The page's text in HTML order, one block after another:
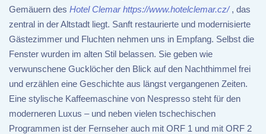
Gemäuern des Hotel Clemar https://www.hotelclemar.cz/, das
zentral in der Altstadt liegt. Sanft restaurierte und modernisierte
Gästezimmer und Fluchten nehmen uns in Empfang. Selbst die
Fenster wurden im alten Stil belassen. Sie geben wie
verwunschene Gucklöcher den Blick auf den Nachthimmel frei
und erzählen eine Geschichte aus längst vergangenen Zeiten.
Eine stylische Kaffeemaschine von Nespresso steht für den
moderneren Luxus – und neben vielen tschechischen
Programmen ist der Fernseher auch mit ORF 1 und mit ORF 2